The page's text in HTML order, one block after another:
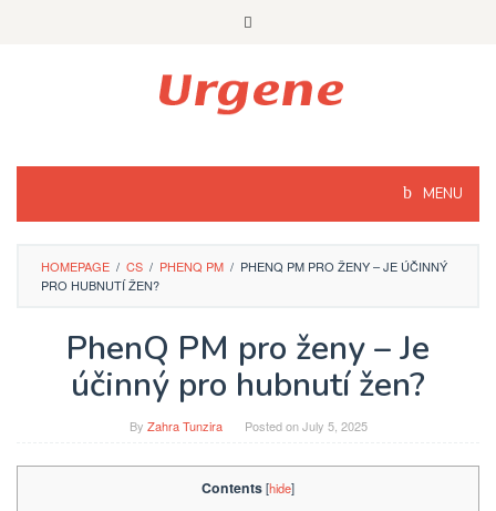
MENU
HOMEPAGE / CS / PHENQ PM / PHENQ PM PRO ŽENY – JE ÚČINNÝ
PRO HUBNUTÍ ŽEN?
PhenQ PM pro ženy – Je
účinný pro hubnutí žen?
By Zahra Tunzira Posted onJuly 5, 2025
Contents[hide]